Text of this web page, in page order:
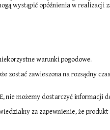
wystąpić opóźnienia w
warunki pogodowe.
zostać zawieszona na rozsądny
nie możemy dostarczyć informacji
za zapewnienie, że